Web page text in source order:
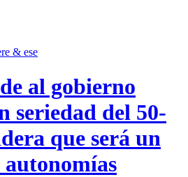
& ese
al gobierno
seriedad del 50-
que será un
autonomías